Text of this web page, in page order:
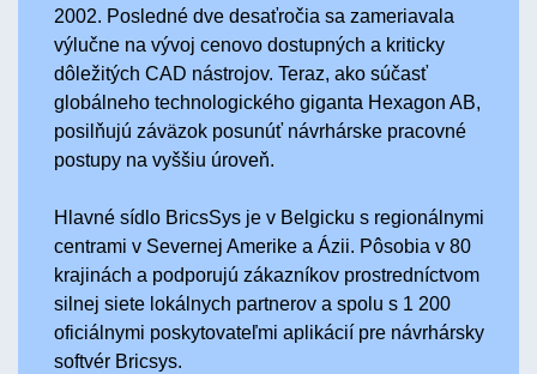
2002. Posledné dve desaťročia sa zameriavala
výlučne na vývoj cenovo dostupných a kriticky
dôležitých CAD nástrojov. Teraz, ako súčasť
globálneho technologického giganta Hexagon AB,
posilňujú záväzok posunúť návrhárske pracovné
postupy na vyššiu úroveň.
Hlavné sídlo BricsSys je v Belgicku s regionálnymi
centrami v Severnej Amerike a Ázii. Pôsobia v 80
krajinách a podporujú zákazníkov prostredníctvom
silnej siete lokálnych partnerov a spolu s 1 200
oficiálnymi poskytovateľmi aplikácií pre návrhársky
softvér Bricsys.